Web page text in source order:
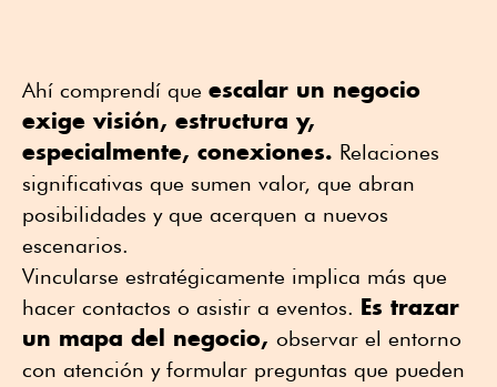
Ahí comprendí que escalar un negocio
exige visión, estructura y,
especialmente, conexiones. Relaciones
significativas que sumen valor, que abran
posibilidades y que acerquen a nuevos
escenarios.
Vincularse estratégicamente implica más que
hacer contactos o asistir a eventos. Es trazar
un mapa del negocio, observar el entorno
con atención y formular preguntas que pueden